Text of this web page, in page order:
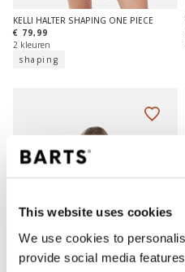
This website uses cookies
We use cookies to
provide social media
KELLI HALTER SHAPING ONE PIECE
€ 79,99
2 kleuren
shaping